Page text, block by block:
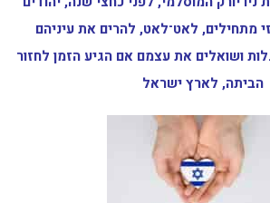
מתחילים, לאט־לאט, להרים את עיניהם
ושואלים את עצמם אם הגיע הזמן לחזור
הביתה, לארץ ישראל